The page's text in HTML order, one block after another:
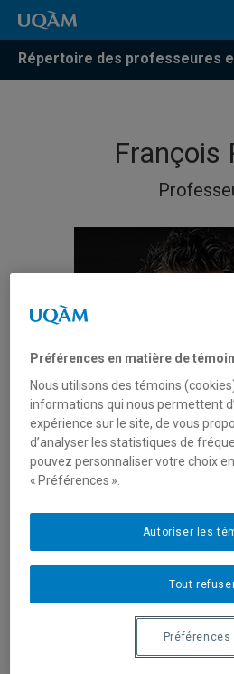
Répertoire des professeures
François
Département des
Préférences en matière de
Nous utilisons des témoins
informations qui nous permettent
expérience sur le site, de vous
d’analyser les statistiques de
pouvez personnaliser votre choix
« Préférences ».
Tout
Autoriser les
Préférences